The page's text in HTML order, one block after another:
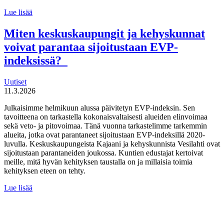
Lue lisää
tekijät haluaa
uudistaa
maahanmuuttopolitiikkaa
Miten keskuskaupungit ja kehyskunnat
voivat parantaa sijoitustaan EVP-
indeksissä?
Uutiset
11.3.2026
Julkaisimme helmikuun alussa päivitetyn EVP-indeksin. Sen
tavoitteena on tarkastella kokonaisvaltaisesti alueiden elinvoimaa
sekä veto- ja pitovoimaa. Tänä vuonna tarkastelimme tarkemmin
alueita, jotka ovat parantaneet sijoitustaan EVP-indeksillä 2020-
luvulla. Keskuskaupungeista Kajaani ja kehyskunnista Vesilahti ovat
sijoitustaan parantaneiden joukossa. Kuntien edustajat kertoivat
meille, mitä hyvän kehityksen taustalla on ja millaisia toimia
kehityksen eteen on tehty.
Lue lisää